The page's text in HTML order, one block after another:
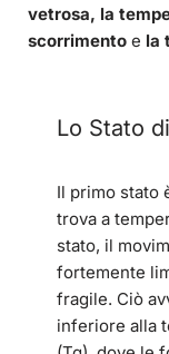
vetrosa, la
scorrimento e la
Lo Stato
Il primo stato
trova a
stato, il
fortemente
fragile. Ciò
inferiore alla